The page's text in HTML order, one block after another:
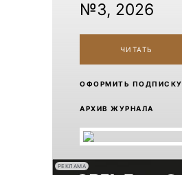
№3, 2026
ЧИТАТЬ
ОФОРМИТЬ ПОДПИСКУ
АРХИВ ЖУРНАЛА
РЕКЛАМА